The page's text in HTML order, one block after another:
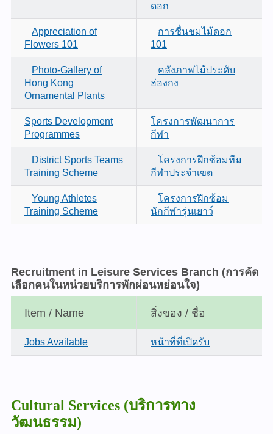
ดอก
Appreciation of
Flowers 101
การชื่นชมไม้ดอก
101
Photo-Gallery of
Hong Kong
Ornamental Plants
คลังภาพไม้ประดับ
ฮ่องกง
Sports Development
Programmes
โครงการพัฒนาการ
กีฬา
District Sports Teams
Training Scheme
โครงการฝึกซ้อมทีม
กีฬาประจำเขต
Young Athletes
Training Scheme
โครงการฝึกซ้อม
นักกีฬารุ่นเยาว์
Recruitment in Leisure Services Branch (การคัด
เลือกคนในหน่วยบริการพักผ่อนหย่อนใจ)
Item / Name สิ่งของ / ชื่อ
Jobs Available หน้าที่ที่เปิดรับ
Cultural Services (บริการทาง
วัฒนธรรม)